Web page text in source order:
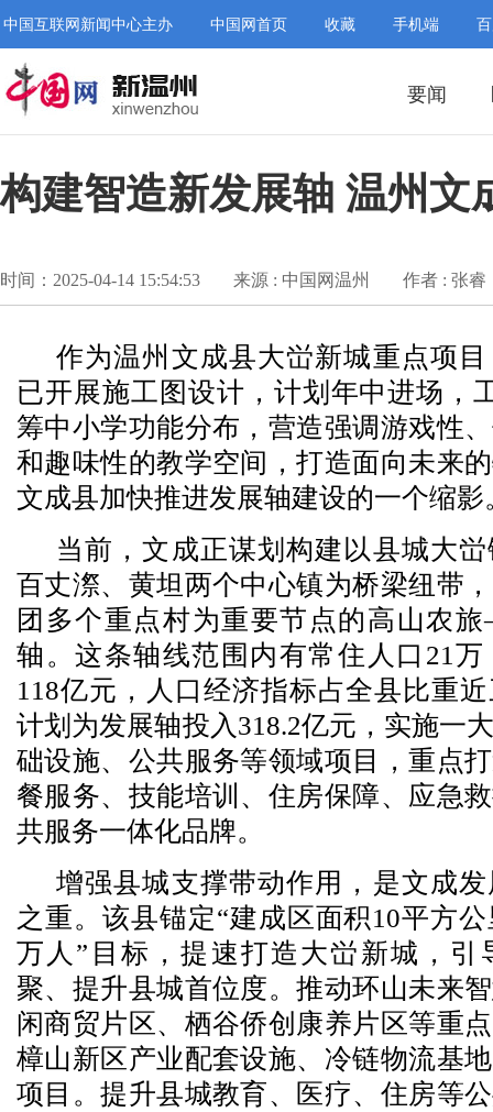
中国互联网新闻中心主办 中国网首页 收藏 手机端
要闻
构建智造新发展轴 温州文
时间：2025-04-14 15:54:53 来源 : 中国网温州 作者 : 张睿
作为温州文成县大峃新城重点项
已开展施工图设计，计划年中进场，
筹中小学功能分布，营造强调游戏性
和趣味性的教学空间，打造面向未来
文成县加快推进发展轴建设的一个缩影
当前，文成正谋划构建以县城大
百丈漈、黄坦两个中心镇为桥梁纽带
团多个重点村为重要节点的高山农
轴。这条轴线范围内有常住人口21
118亿元，人口经济指标占全县比重
计划为发展轴投入318.2亿元，实施一
础设施、公共服务等领域项目，重点
餐服务、技能培训、住房保障、应急
共服务一体化品牌。
增强县城支撑带动作用，是文成
之重。该县锚定“建成区面积10平方
万人”目标，提速打造大峃新城，引
聚、提升县城首位度。推动环山未来
闲商贸片区、栖谷侨创康养片区等重
樟山新区产业配套设施、冷链物流基
项目。提升县城教育、医疗、住房等